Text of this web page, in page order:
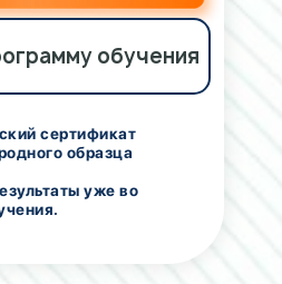
сертификат
образца
уже во
обучения